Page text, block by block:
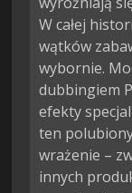
W całej
wątków
wybornie.
dubbingiem
efekty
ten
wrażenie –
innych